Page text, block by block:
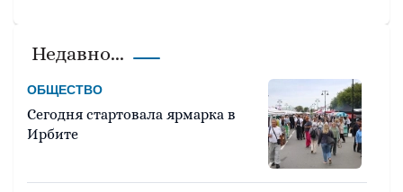
Недавно...
ОБЩЕСТВО
Сегодня стартовала ярмарка в
Ирбите